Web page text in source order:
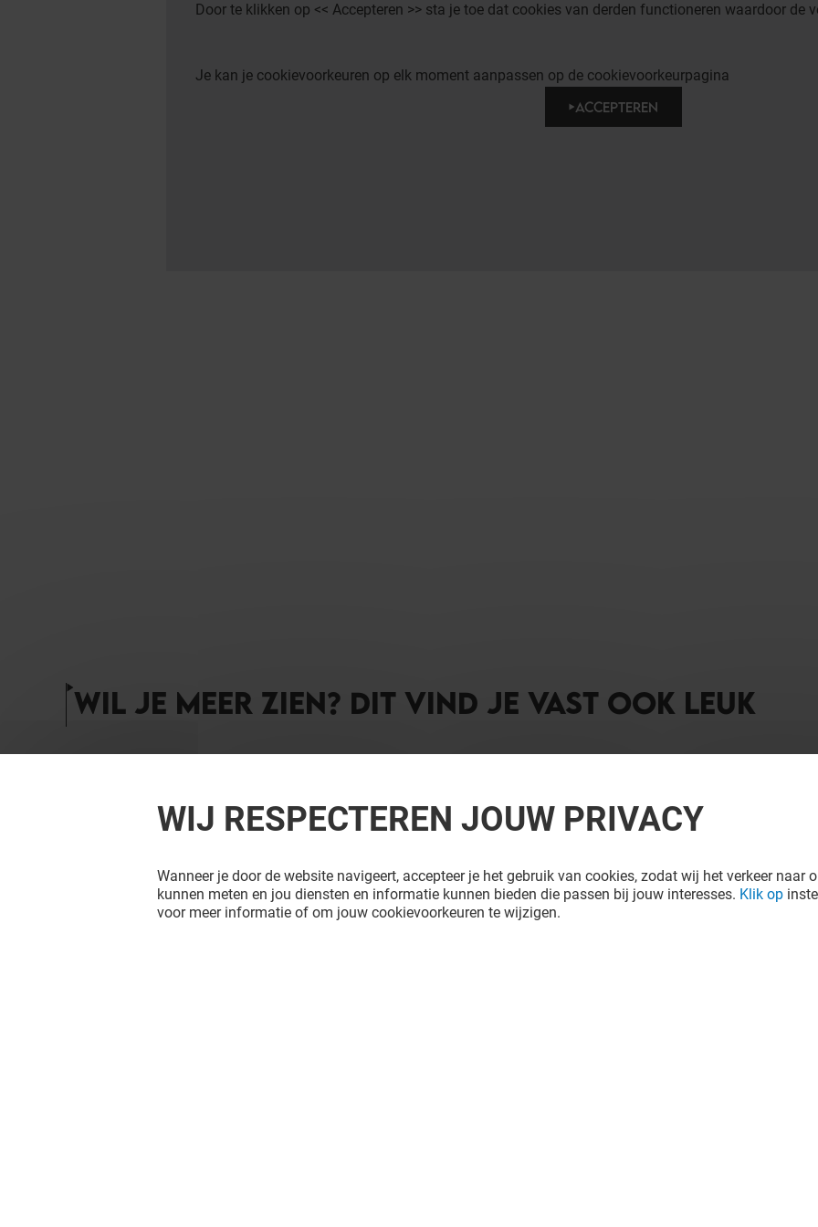
Door te klikken op << Accepteren >> sta je toe dat cookies van derden functioneren waardoor de
Je kan je cookievoorkeuren op elk moment aanpassen op de cookievoorkeurpagina
ACCEPTEREN
WIL JE MEER ZIEN? DIT VIND JE VAST OOK LEUK
WIJ RESPECTEREN JOUW PRIVACY
Wanneer je door de website navigeert, accepteer je het gebruik van cookies, zodat wij het verkeer naar
kunnen meten en jou diensten en informatie kunnen bieden die passen bij jouw interesses. Klik op
voor meer informatie of om jouw cookievoorkeuren te wijzigen.